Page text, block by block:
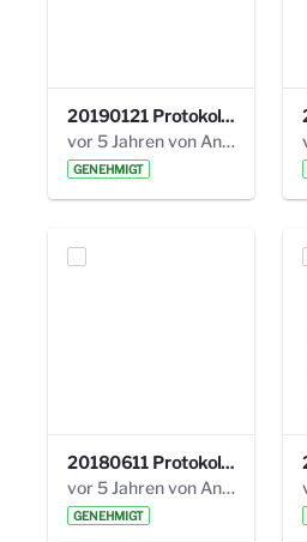
20190121 Protokoll 25. Steuerungskreis.pdf
vor 5 Jahren von Anni Schlumberger
GENEHMIGT
20180611 Protokoll 23. Steuerungskreis.pdf
vor 5 Jahren von Anni Schlumberger
GENEHMIGT